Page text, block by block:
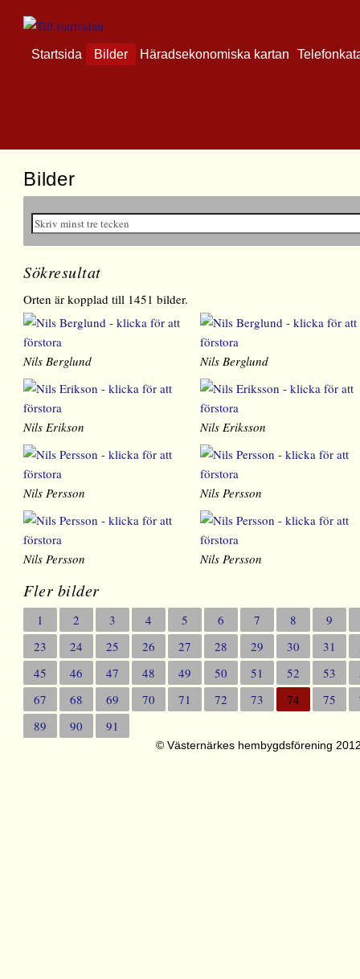
Startsida Bilder Häradsekonomiska kartan
Bilder
Sökresultat
Orten är kopplad till 1451 bilder.
Nils Berglund Nils Berglund
Nils Erikson Nils Eriksson
Nils Persson Nils Persson
Nils Persson Nils Persson
Fler bilder
1 2 3 4 5 6 7 8 9
23
24 25 26 27 28 29 30 31
45
46 47 48 49 50 51 52 53
67
68 69 70 71 72 73 74 75
89
90 91
© Västernärkes hembygdsförening